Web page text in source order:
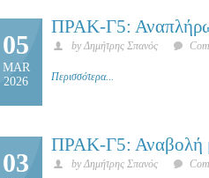
05
MAR
2026
ΠΡΑΚ-Γ5:
by Δημήτρης Σπανός
Περισσότερα...
03
ΠΡΑΚ-Γ5: Αναβολή
by Δημήτρης Σπανός